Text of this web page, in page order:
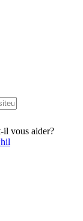
il vous aider?